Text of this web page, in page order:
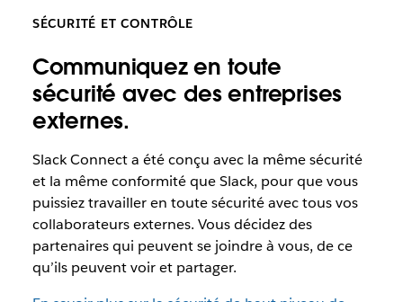
SÉCURITÉ ET CONTRÔLE
Communiquez en toute
sécurité avec des entreprises
externes.
SlackConnect a été conçu avec la même sécurité
et la même conformité que Slack, pour que vous
puissiez travailler en toute sécurité avec tous vos
collaborateurs externes. Vous décidez des
partenaires qui peuvent se joindre à vous, de ce
qu’ils peuvent voir et partager.